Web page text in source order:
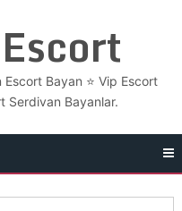
Bayan ⭐ Vip Escort
Serdivan Bayanlar.